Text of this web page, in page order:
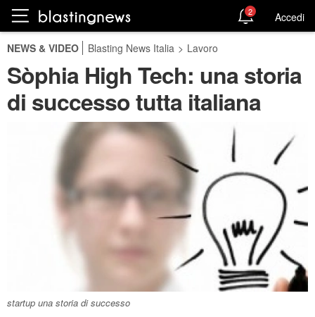
2 Accedi
NEWS & VIDEO Blasting News Italia > Lavoro
Sòphia High Tech: una storia
di successo tutta italiana
startup una storia di successo